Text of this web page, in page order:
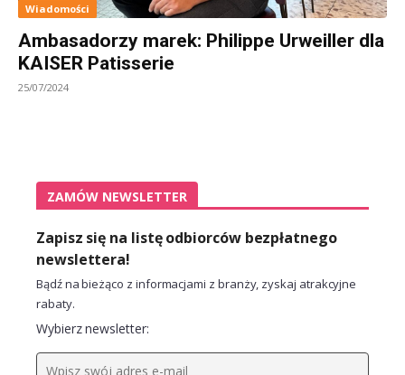
Wiadomości
Ambasadorzy marek: Philippe Urweiller dla
KAISER Patisserie
25/07/2024
ZAMÓW NEWSLETTER
Zapisz się na listę odbiorców bezpłatnego
newslettera!
Bądź na bieżąco z informacjami z branży, zyskaj atrakcyjne
rabaty.
Wybierz newsletter: